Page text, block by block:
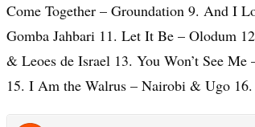
Come Together – Groundation 9. And I
Gomba Jahbari 11. Let It Be – Olodum
& Leoes de Israel 13. You Won’t See
15. I Am the Walrus – Nairobi & Ugo